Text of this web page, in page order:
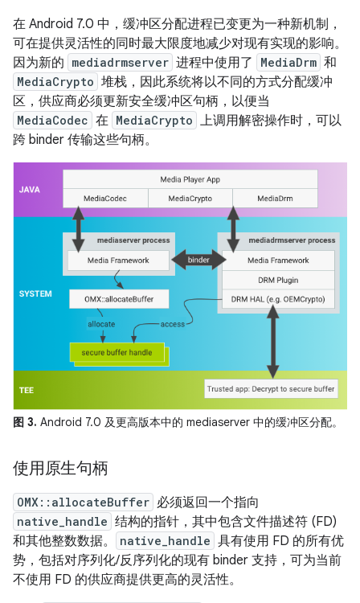
在 Android 7.0 中，缓冲区分配进程已变更为一种新机制，
可在提供灵活性的同时最大限度地减少对现有实现的影响。
因为新的 mediadrmserver 进程中使用了 MediaDrm 和
MediaCrypto 堆栈，因此系统将以不同的方式分配缓冲
区，供应商必须更新安全缓冲区句柄，以便当
MediaCodec 在 MediaCrypto 上调用解密操作时，可以
跨 binder 传输这些句柄。
图 3. Android 7.0 及更高版本中的 mediaserver 中的缓冲区分配。
使用原生句柄
OMX::allocateBuffer 必须返回一个指向
native_handle 结构的指针，其中包含文件描述符 (FD)
和其他整数数据。
native_handle 具有使用 FD 的所有优
势，包括对序列化/反序列化的现有 binder 支持，可为当前
不使用 FD 的供应商提供更高的灵活性。